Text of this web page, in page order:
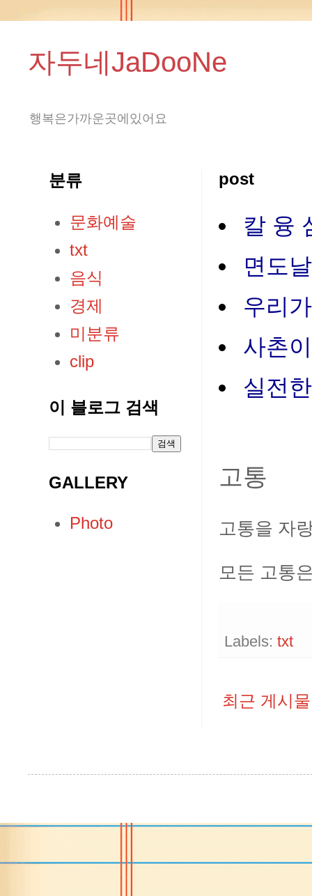
자두네JaDooNe
행복은가까운곳에있어요
post
칼 융
면도
우리
사촌
실전
고통
고통을 자
모든 고통
Labels: txt
최근 게시물
분류
문화예술
txt
음식
경제
미분류
clip
이 블로그 검색
GALLERY
Photo